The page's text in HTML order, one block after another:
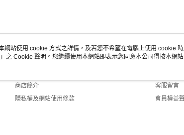
關於我們
商店簡介
隱私權及網站使用條款
客服資
客服留言
會員權益
網站使用 cookie 方式之詳情，及若您不希望在電腦上使用 cookie
」之 Cookie 聲明。您繼續使用本網站即表示您同意本公司得按本網